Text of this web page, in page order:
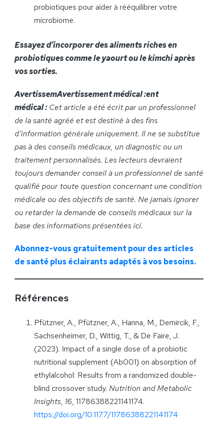
probiotiques pour aider à rééquilibrer votre
microbiome.
Essayez d’incorporer des aliments riches en
probiotiques comme le yaourt ou le kimchi après
vos sorties.
AvertissemAvertissement médical :ent
médical : Cet article a été écrit par un professionnel
de la santé agréé et est destiné à des fins
d’information générale uniquement. Il ne se substitue
pas à des conseils médicaux, un diagnostic ou un
traitement personnalisés. Les lecteurs devraient
toujours demander conseil à un professionnel de santé
qualifié pour toute question concernant une condition
médicale ou des objectifs de santé. Ne jamais ignorer
ou retarder la demande de conseils médicaux sur la
base des informations présentées ici.
Abonnez-vous gratuitement pour des articles
de santé plus éclairants adaptés à vos besoins.
Références
Pfützner, A., Pfützner, A., Hanna, M., Demircik, F.,
Sachsenheimer, D., Wittig, T., & De Faire, J.
(2023). Impact of a single dose of a probiotic
nutritional supplement (Ab001) on absorption of
ethylalcohol: Results from a randomized double-
blind crossover study. Nutrition and Metabolic
Insights, 16, 11786388221141174.
https://doi.org/10.1177/11786388221141174